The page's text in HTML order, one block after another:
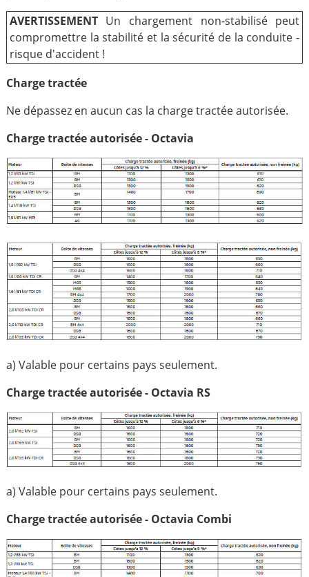
AVERTISSEMENT Un chargement non-stabilisé peut
compromettre la stabilité et la sécurité de la conduite -
risque d'accident !
Charge tractée
Ne dépassez en aucun cas la charge tractée autorisée.
Charge tractée autorisée - Octavia
a) Valable pour certains pays seulement.
Charge tractée autorisée - Octavia RS
a) Valable pour certains pays seulement.
Charge tractée autorisée - Octavia Combi